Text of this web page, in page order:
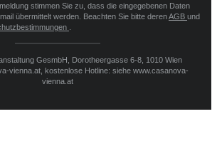
stimmen Sie zu, dass die eingegebenen Daten
übermittelt werden. Beachten Sie bitte derenAGB und
GesmbH, Dorotheergasse 6-8, 1010 Wien
vienna.at, kostenlose Hotline: siehe www.casanova-
vienna.at